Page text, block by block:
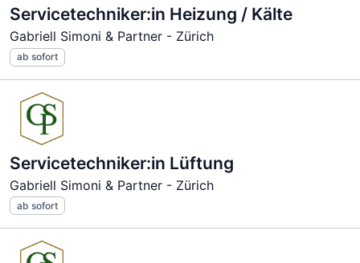
Servicetechniker:in Heizung / Kälte
Gabriell Simoni & Partner - Zürich
ab sofort
Servicetechniker:in Lüftung
Gabriell Simoni & Partner - Zürich
ab sofort